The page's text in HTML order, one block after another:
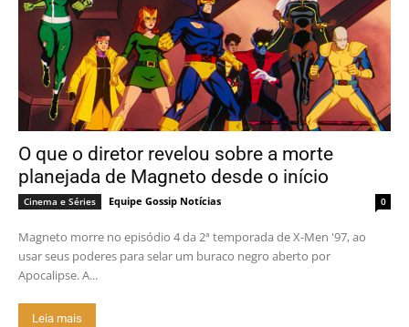
O que o diretor revelou sobre a morte
planejada de Magneto desde o início
Cinema e Séries Equipe Gossip Notícias 0
Magneto morre no episódio 4 da 2ª temporada de X-Men '97, ao
usar seus poderes para selar um buraco negro aberto por
Apocalipse. A...
Leia mais